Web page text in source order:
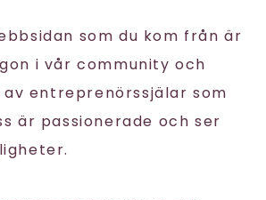
som du kom från är
i vår community och
entreprenörssjälar som
är passionerade och ser